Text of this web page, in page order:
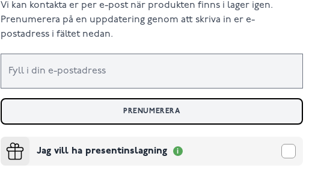
Vi kan kontakta er per e-post när produkten finns i lager igen.
Prenumerera på en uppdatering genom att skriva in er e-
postadress i fältet nedan.
PRENUMERERA
Jag vill ha presentinslagning